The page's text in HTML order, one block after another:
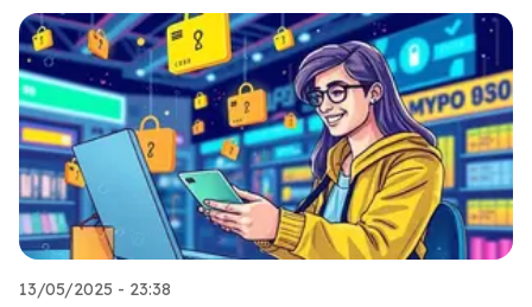
13/05/2025 - 23:38